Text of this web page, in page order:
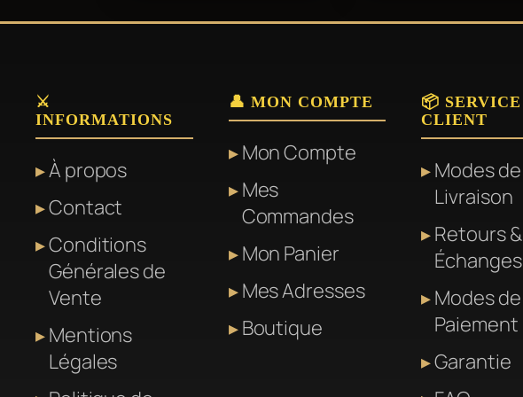
⚔️
INFORMATIONS
À propos
Contact
Conditions
Générales de
Vente
Mentions
Légales
👤 MON COMPTE
Mon Compte
Mes
Commandes
Mon Panier
Mes Adresses
Boutique
📦 SERVICE
CLIENT
Modes de
Livraison
Retours &
Échanges
Modes de
Paiement
Garantie